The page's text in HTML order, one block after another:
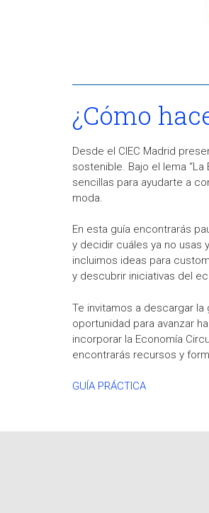
¿Cómo
Desde el CIEC Madrid
sostenible. Bajo el lema
sencillas para ayudarte a
moda.
En esta guía encontrarás
y decidir cuáles ya no usas
incluimos ideas para
y descubrir iniciativas del
Te invitamos a descargar
oportunidad para avanzar
incorporar la Economía
encontrarás recursos y
GUÍA PRÁCTICA